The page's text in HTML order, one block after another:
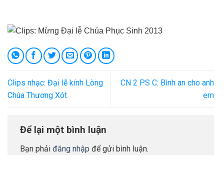
Clips nhạc: Đại lễ kính Lòng
Chúa Thương Xót
CN 2 PS C: Bình an cho anh
em
Để lại một bình luận
Bạn phải đăng nhập để gửi bình luận.